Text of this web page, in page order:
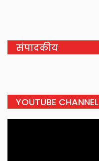
संपादकीय
YOUTUBE CHANNEL